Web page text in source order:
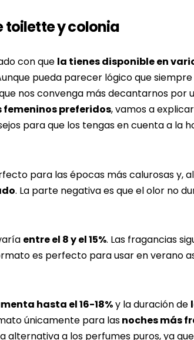
toilette y colonia
con que la tienes disponible en
pueda parecer lógico que
nos convenga más decantarnos por
femeninos preferidos, vamos a
para que los tengas en cuenta a la
para las épocas más calurosas y,
. La parte negativa es que el olor no
entre el 8 y el 15%. Las fragancias
es perfecto para usar en verano
hasta el 16-18%y la duración de
únicamente para lasnoches más
alternativa a los perfumes puros, ya